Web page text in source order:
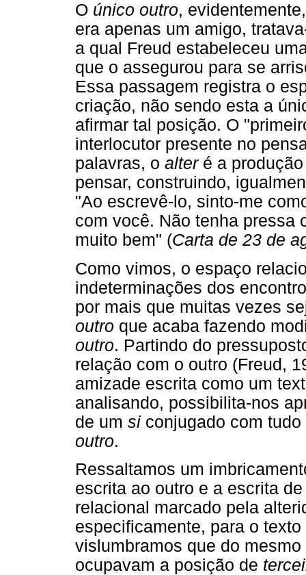
O único outro,
era apenas um amigo,
a qual Freud estabeleceu
que o assegurou para se
Essa passagem registra o
criação, não sendo esta a
afirmar tal posição. O
interlocutor presente no
palavras, o alter é a
pensar, construindo,
"Ao escrevê-lo, sinto-me
com você. Não tenha pressa
muito bem" (Carta de 23 de
Como vimos, o espaço
indeterminações dos
por mais que muitas vezes
outro que acaba fazendo
outro. Partindo do
relação com o outro (Freud,
amizade escrita como um
analisando, possibilita-nos
de um si conjugado com
outro.
Ressaltamos um
escrita ao outro e a escrita
relacional marcado pela
especificamente, para o
vislumbramos que do
ocupavam a posição de